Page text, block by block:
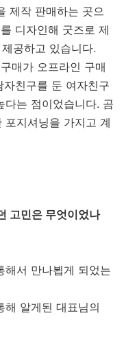
제작 판매하는 곳으
디자인해 굿즈로 제
공하고 있습니다.
매가 오프라인 구매
친구를 둔 여자친구
다는 점이었습니다. 곰
포지셔닝을 가지고 계
고민은 무엇이었나
해서 만나뵙게 되었는
해 알게된 대표님의